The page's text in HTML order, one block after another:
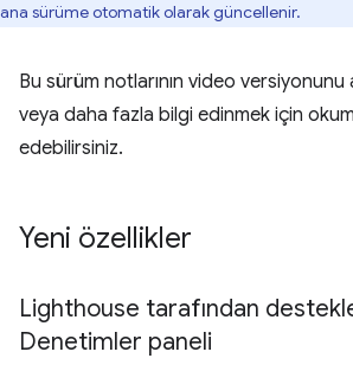
ana sürüme otomatik olarak güncellenir.
Bu sürüm notlarının video versiyonunu
veya daha fazla bilgi edinmek için
edebilirsiniz.
Yeni özellikler
Lighthouse tarafından
Denetimler paneli